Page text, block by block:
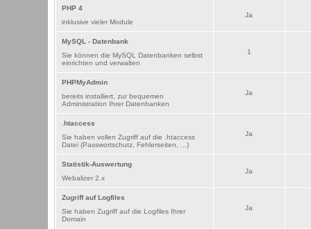
PHP 4
inklusive vieler Module
Ja
MySQL - Datenbank
Sie können die MySQL Datenbanken selbst
einrichten und verwalten
1
PHPMyAdmin
bereits installiert, zur bequemen
Administration Ihrer Datenbanken
Ja
.htaccess
Sie haben vollen Zugriff auf die .htaccess
Datei (Passwortschutz, Fehlerseiten, ...)
Ja
Statistik-Auswertung
Webalizer 2.x
Ja
Zugriff auf Logfiles
Sie haben Zugriff auf die Logfiles Ihrer
Domain
Ja